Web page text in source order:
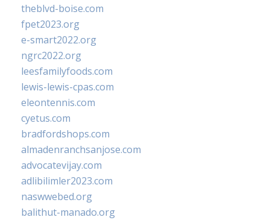
theblvd-boise.com
fpet2023.org
e-smart2022.org
ngrc2022.org
leesfamilyfoods.com
lewis-lewis-cpas.com
eleontennis.com
cyetus.com
bradfordshops.com
almadenranchsanjose.com
advocatevijay.com
adlibilimler2023.com
naswwebed.org
balithut-manado.org